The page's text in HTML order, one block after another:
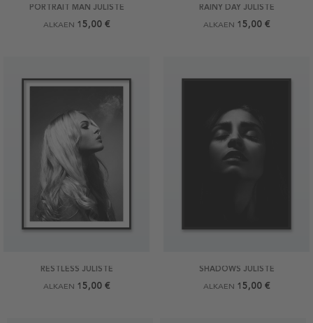
PORTRAIT MAN JULISTE
ALKAEN 15,00 €
RAINY DAY JULISTE
ALKAEN 15,00 €
RESTLESS JULISTE
ALKAEN 15,00 €
SHADOWS JULISTE
ALKAEN 15,00 €